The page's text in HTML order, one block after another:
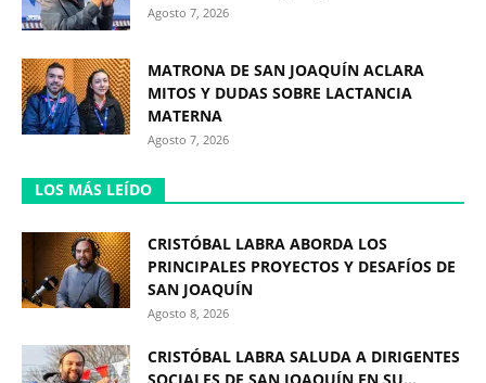
Agosto 7, 2026
MATRONA DE SAN JOAQUÍN ACLARA
MITOS Y DUDAS SOBRE LACTANCIA
MATERNA
Agosto 7, 2026
LOS MÁS LEÍDO
CRISTÓBAL LABRA ABORDA LOS
PRINCIPALES PROYECTOS Y DESAFÍOS DE
SAN JOAQUÍN
Agosto 8, 2026
CRISTÓBAL LABRA SALUDA A DIRIGENTES